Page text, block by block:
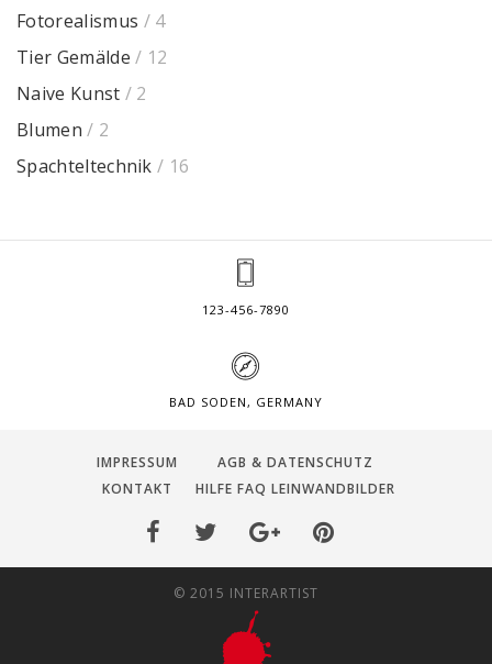
Fotorealismus / 4
Tier Gemälde / 12
Naive Kunst / 2
Blumen / 2
Spachteltechnik / 16
123-456-7890
BAD SODEN, GERMANY
IMPRESSUM
KONTAKT
AGB & DATENSCHUTZ
HILFE FAQ LEINWANDBILDER
© 2015 INTERARTIST